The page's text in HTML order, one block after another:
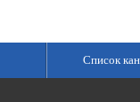
Список